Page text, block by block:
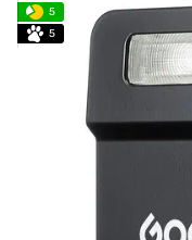
5
5